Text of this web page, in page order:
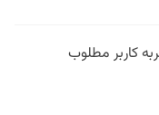
کاربر مطلوب